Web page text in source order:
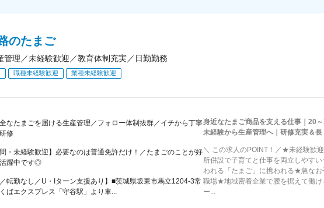
のたまご
管理／未経験歓迎／教育体制充実／日勤勤務
職種未経験歓迎 業種未経験歓迎
なたまごを届ける生産管理／フォロー体制抜群／イチから丁寧
修
問・未経験歓迎】必要なのは普通免許だけ！／たまごのことが好
躍中です◎
／転勤なし／U・Iターン支援あり】■茨城県坂東市馬立1204-3常
ばエクスプレス「守谷駅」より車...
身近なたまご商品を支える仕事｜20
未経験から生産管理へ｜研修充実＆
＼ この求人のPOINT！／★未経験歓
所併設で子育てと仕事を両立しやす
われる「たまご」に携われる★急な
職場★地域密着企業で腰を据えて働け
ー...